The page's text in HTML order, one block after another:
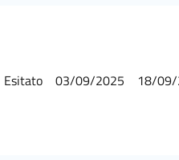
Esitato 03/09/2025 18/